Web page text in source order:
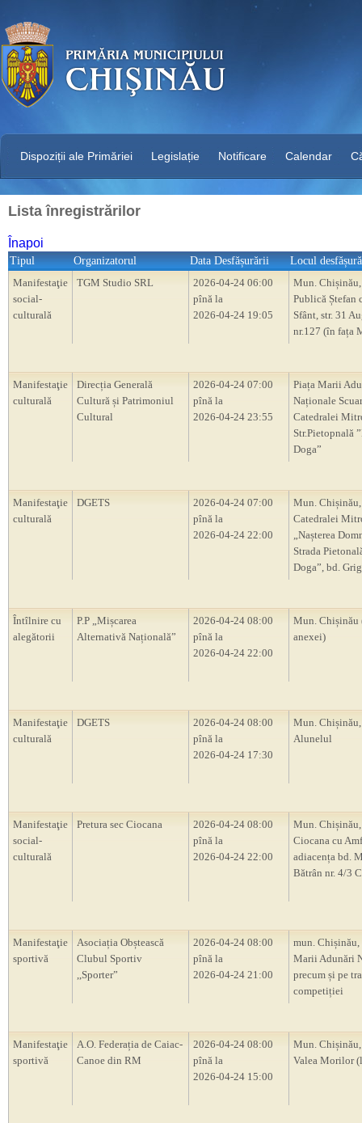
Dispoziții ale Primăriei Legislație Notificare Calendar
Lista înregistrărilor
Înapoi
Tipul Organizatorul Data Desfășurării
Locul
Manifestaţie
social-
culturală
TGM Studio SRL
2026-04-24 06:00
pînă la
2026-04-24 19:05
Mun.
Publică Ștefan
Sfânt, str. 31
nr.127 (în fața
Manifestaţie
culturală
Direcția Generală
Cultură și Patrimoniul
Cultural
2026-04-24 07:00
pînă la
2026-04-24 23:55
Piața Marii
Naționale
Catedralei
Str.Pietopnală
Doga”
Manifestaţie
culturală
DGETS
2026-04-24 07:00
pînă la
2026-04-24 22:00
Mun.
Catedralei
„Nașterea
Strada
Doga”, bd.
Întîlnire cu
alegătorii
P.P „Mișcarea
Alternativă Națională”
2026-04-24 08:00
pînă la
2026-04-24 22:00
Mun. Chișinău
anexei)
Manifestaţie
culturală
DGETS
2026-04-24 08:00
pînă la
2026-04-24 17:30
Mun.
Alunelul
Manifestaţie
social-
culturală
Pretura sec Ciocana
2026-04-24 08:00
pînă la
2026-04-24 22:00
Mun.
Ciocana cu
adiacența bd.
Bătrân nr. 4/3
Manifestaţie
sportivă
Asociația Obștească
Clubul Sportiv
,,Sporter”
2026-04-24 08:00
pînă la
2026-04-24 21:00
mun. Chișinău,
Marii Adunări
precum și pe
competiției
Manifestaţie
sportivă
A.O. Federația de Caiac-
Canoe din RM
2026-04-24 08:00
pînă la
2026-04-24 15:00
Mun.
Valea Morilor